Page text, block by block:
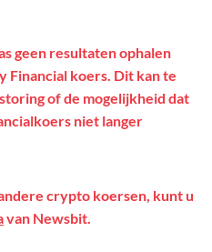
geen resultaten ophalen
Financial koers. Dit kan te
of de mogelijkheid dat
niet langer
crypto koersen, kunt u
van Newsbit.